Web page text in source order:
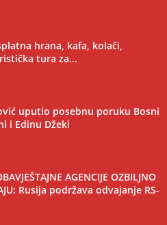
hrana, kafa, kolači,
tura za...
uputio posebnu poruku Bosni
i Edinu Džeki
AGENCIJE OZBILJNO
Rusija podržava odvajanje RS-